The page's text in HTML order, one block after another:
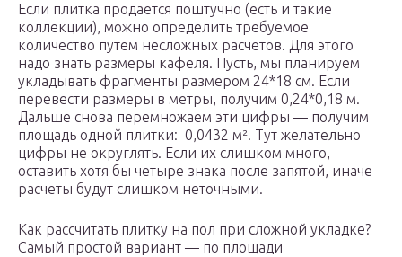
Если плитка продается поштучно (есть и такие
коллекции), можно определить требуемое
количество путем несложных расчетов. Для этого
надо знать размеры кафеля. Пусть, мы планируем
укладывать фрагменты размером 24*18 см. Если
перевести размеры в метры, получим 0,24*0,18 м.
Дальше снова перемножаем эти цифры — получим
площадь одной плитки: 0,0432 м². Тут желательно
цифры не округлять. Если их слишком много,
оставить хотя бы четыре знака после запятой, иначе
расчеты будут слишком неточными.
Как рассчитать плитку на пол при сложной укладке?
Самый простой вариант — по площади